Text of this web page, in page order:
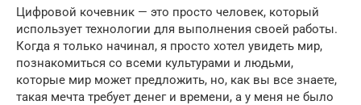
Цифровой кочевник — это просто человек, который
использует технологии для выполнения своей работы.
Когда я только начинал, я просто хотел увидеть мир,
познакомиться со всеми культурами и людьми,
которые мир может предложить, но, как вы все знаете,
такая мечта требует денег и времени, а у меня не было